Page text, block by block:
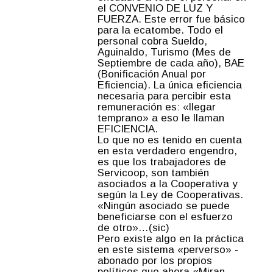
el CONVENIO DE LUZ Y
FUERZA. Este error fue básico
para la ecatombe. Todo el
personal cobra Sueldo,
Aguinaldo, Turismo (Mes de
Septiembre de cada año), BAE
(Bonificación Anual por
Eficiencia). La única eficiencia
necesaria para percibir esta
remuneración es: «llegar
temprano» a eso le llaman
EFICIENCIA.
Lo que no es tenido en cuenta
en esta verdadero engendro,
es que los trabajadores de
Servicoop, son también
asociados a la Cooperativa y
según la Ley de Cooperativas.
«Ningún asociado se puede
beneficiarse con el esfuerzo
de otro»…(sic)
Pero existe algo en la práctica
en este sistema «perverso» -
abonado por los propios